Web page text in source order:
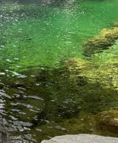
080-1481-9900
メールで予約
WEBで予約